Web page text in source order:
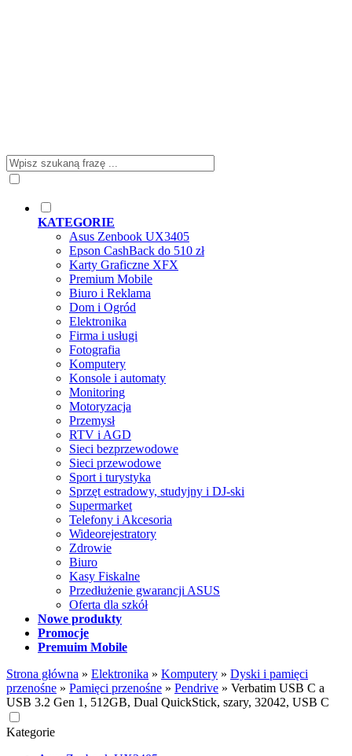
KATEGORIE
Asus Zenbook UX3405
Epson CashBack do 510 zł
Karty Graficzne XFX
Premium Mobile
Biuro i Reklama
Dom i Ogród
Elektronika
Firma i usługi
Fotografia
Komputery
Konsole i automaty
Monitoring
Motoryzacja
Przemysł
RTV i AGD
Sieci bezprzewodowe
Sieci przewodowe
Sport i turystyka
Sprzęt estradowy, studyjny i DJ-ski
Supermarket
Telefony i Akcesoria
Wideorejestratory
Zdrowie
Biuro
Kasy Fiskalne
Przedłużenie gwarancji ASUS
Oferta dla szkół
Nowe produkty
Promocje
Premuim Mobile
Strona główna » Elektronika » Komputery » Dyski i pamięci
przenośne » Pamięci przenośne » Pendrive » Verbatim USB C a
USB 3.2 Gen 1, 512GB, Dual QuickStick, szary, 32042, USB C
Kategorie